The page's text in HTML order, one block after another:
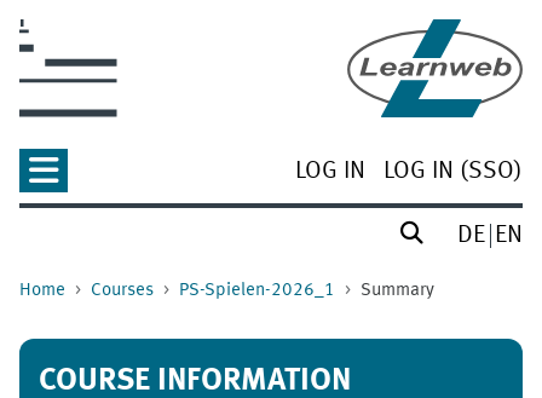
LOG IN LOG IN (SSO)
DE EN
Home Courses PS-Spielen-2026_1 Summary
COURSE INFORMATION